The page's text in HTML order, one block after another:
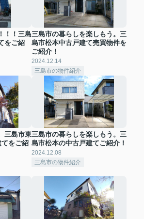
！！三島
をご紹
三島市の暮らしを楽しもう。三
島市松本中古戸建て売買物件を
ご紹介！
2024.12.14
三島市の物件紹介
三島市東
をご紹
三島市の暮らしを楽しもう。三
島市松本の中古戸建てご紹介！
2024.12.08
三島市の物件紹介